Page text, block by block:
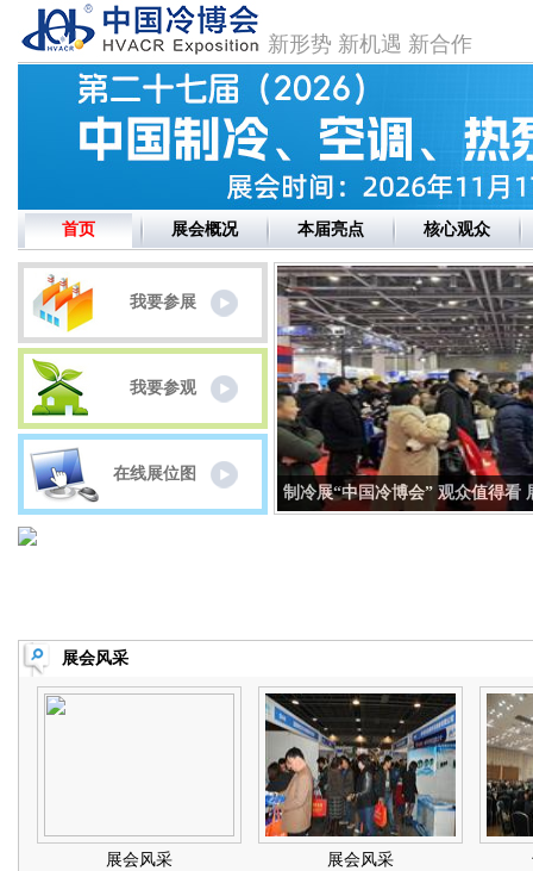
新形势 新机遇 新合作
首页 展会概况 本届亮点 核心观众
我要参展
我要参观
在线展位图
制冷展“中国冷博会” 观众值得看
。1982年毕业于浙
获学士学位；1986年
学工程热物理专业，
年毕业于浙江大学化
大学机械工学科飞
环境规划署
热泵技术选择委员
国际制冷学会A1委
冷学会副理事长，
程师执业资格考试
教授级高级工程师 国家注册公
用设备工程师硕士研究生导师 南京市
建筑设计研究院有限责任公司暖通空调
专业总工程师、 南京市建筑设计研究
书信息中心等三十多项工程的暖通空调
专业设计任务。其中获建设 部优秀工
程设计二等奖二项、三等奖二项、江苏
省优秀工程设计一等奖三项、二等奖三
项、三等奖三项。“南京工程学院图书
信息中 心闭式地表水地源热泵空调系
统”、“盐城工学院图书馆地埋管、闭式
地表水复合地源热泵空调系统”、“南京
朗诗国际街区二期、 无锡朗诗国际街
区、杭州朗诗国际街区超低能耗建
筑”、“阳光美第住宅小区地埋管、开式
杨昌智1963年10月出
员 。1983 年湖南大学
气调节工程专业毕业，
学硕士学位， 1995 年
备工程系党支部书记。
设备工程学科专业指导
南省制冷学会常务理
业委员会副主任委员、
学术委员会副主任委员
会通风除尘与净化学术
员。
展会风采
展会风采 展会风采